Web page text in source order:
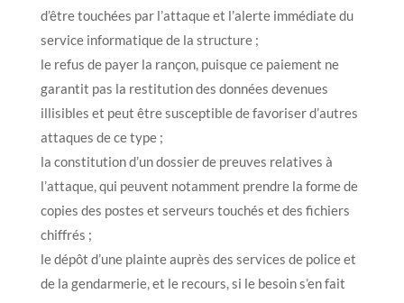
d’être touchées par l’attaque et l’alerte immédiate du
service informatique de la structure ;
le refus de payer la rançon, puisque ce paiement ne
garantit pas la restitution des données devenues
illisibles et peut être susceptible de favoriser d’autres
attaques de ce type ;
la constitution d’un dossier de preuves relatives à
l’attaque, qui peuvent notamment prendre la forme de
copies des postes et serveurs touchés et des fichiers
chiffrés ;
le dépôt d’une plainte auprès des services de police et
de la gendarmerie, et le recours, si le besoin s’en fait